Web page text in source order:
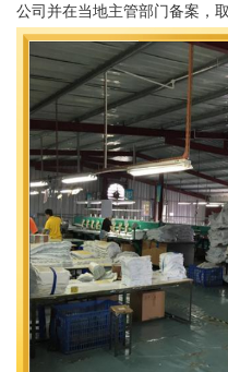
公司并在当地主管部门备案，